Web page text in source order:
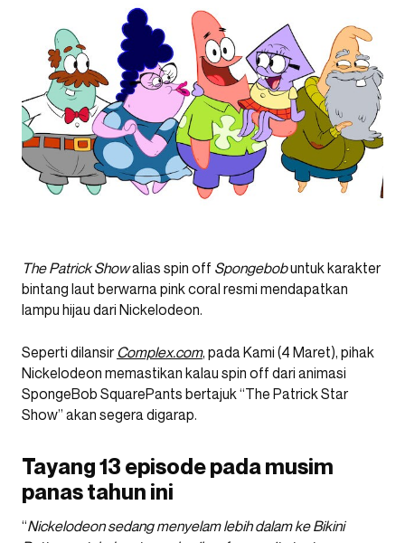
The Patrick Showalias spin off Spongebobuntuk karakter
bintang laut berwarna pink coral resmi mendapatkan
lampu hijau dari Nickelodeon.
Seperti dilansir Complex.com, pada Kami (4 Maret), pihak
Nickelodeon memastikan kalau spin off dari animasi
SpongeBob SquarePants bertajuk “The Patrick Star
Show” akan segera digarap.
Tayang 13 episode pada musim
panas tahun ini
“Nickelodeon sedang menyelam lebih dalam ke Bikini